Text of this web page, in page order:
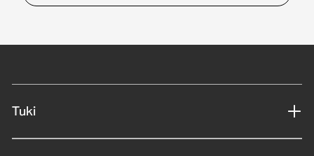
Tuki